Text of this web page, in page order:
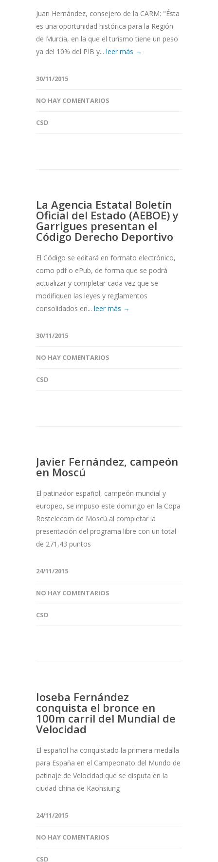
Juan Hernández, consejero de la CARM: "Ésta
es una oportunidad histórica para la Región
de Murcia, en la que el turismo tiene un peso
ya del 10% del PIB y... leer más →
30/11/2015
NO HAY COMENTARIOS
CSD
La Agencia Estatal Boletín
Oficial del Estado (AEBOE) y
Garrigues presentan el
Código Derecho Deportivo
El Código se editará en formato electrónico,
como pdf o ePub, de forma que se podrá
actualizar y completar cada vez que se
modifiquen las leyes y reglamentos
consolidados en... leer más →
30/11/2015
NO HAY COMENTARIOS
CSD
Javier Fernández, campeón
en Moscú
El patinador español, campeón mundial y
europeo, se impuso este domingo en la Copa
Rostelecom de Moscú al completar la
presentación del programa libre con un total
de 271,43 puntos
24/11/2015
NO HAY COMENTARIOS
CSD
Ioseba Fernández
conquista el bronce en
100m carril del Mundial de
Velocidad
El español ha conquistado la primera medalla
para España en el Campeonato del Mundo de
patinaje de Velocidad que se disputa en la
ciudad china de Kaohsiung
24/11/2015
NO HAY COMENTARIOS
CSD